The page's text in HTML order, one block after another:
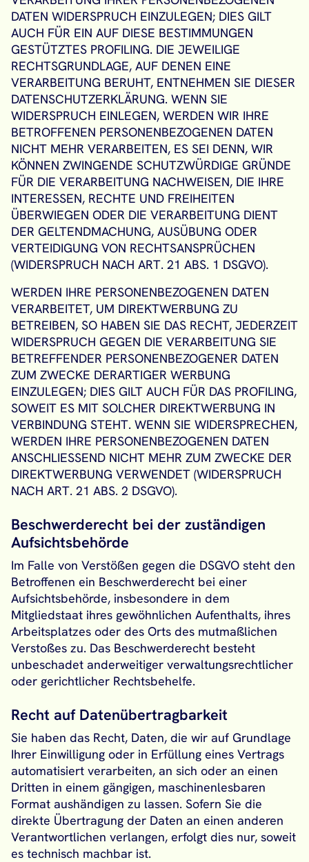
DATEN WIDERSPRUCH EINZULEGEN; DIES GILT
AUCH FÜR EIN AUF DIESE BESTIMMUNGEN
GESTÜTZTES PROFILING. DIE JEWEILIGE
RECHTSGRUNDLAGE, AUF DENEN EINE
VERARBEITUNG BERUHT, ENTNEHMEN SIE DIESER
DATENSCHUTZERKLÄRUNG. WENN SIE
WIDERSPRUCH EINLEGEN, WERDEN WIR IHRE
BETROFFENEN PERSONENBEZOGENEN DATEN
NICHT MEHR VERARBEITEN, ES SEI DENN, WIR
KÖNNEN ZWINGENDE SCHUTZWÜRDIGE GRÜNDE
FÜR DIE VERARBEITUNG NACHWEISEN, DIE IHRE
INTERESSEN, RECHTE UND FREIHEITEN
ÜBERWIEGEN ODER DIE VERARBEITUNG DIENT
DER GELTENDMACHUNG, AUSÜBUNG ODER
VERTEIDIGUNG VON RECHTSANSPRÜCHEN
(WIDERSPRUCH NACH ART. 21 ABS. 1 DSGVO).
WERDEN IHRE PERSONENBEZOGENEN DATEN
VERARBEITET, UM DIREKTWERBUNG ZU
BETREIBEN, SO HABEN SIE DAS RECHT, JEDERZEIT
WIDERSPRUCH GEGEN DIE VERARBEITUNG SIE
BETREFFENDER PERSONENBEZOGENER DATEN
ZUM ZWECKE DERARTIGER WERBUNG
EINZULEGEN; DIES GILT AUCH FÜR DAS PROFILING,
SOWEIT ES MIT SOLCHER DIREKTWERBUNG IN
VERBINDUNG STEHT. WENN SIE WIDERSPRECHEN,
WERDEN IHRE PERSONENBEZOGENEN DATEN
ANSCHLIESSEND NICHT MEHR ZUM ZWECKE DER
DIREKTWERBUNG VERWENDET (WIDERSPRUCH
NACH ART. 21 ABS. 2 DSGVO).
Beschwerderecht bei der zuständigen
Aufsichtsbehörde
Im Falle von Verstößen gegen die DSGVO steht den
Betroffenen ein Beschwerderecht bei einer
Aufsichtsbehörde, insbesondere in dem
Mitgliedstaat ihres gewöhnlichen Aufenthalts, ihres
Arbeitsplatzes oder des Orts des mutmaßlichen
Verstoßes zu. Das Beschwerderecht besteht
unbeschadet anderweitiger verwaltungsrechtlicher
oder gerichtlicher Rechtsbehelfe.
Recht auf Datenübertragbarkeit
Sie haben das Recht, Daten, die wir auf Grundlage
Ihrer Einwilligung oder in Erfüllung eines Vertrags
automatisiert verarbeiten, an sich oder an einen
Dritten in einem gängigen, maschinenlesbaren
Format aushändigen zu lassen. Sofern Sie die
direkte Übertragung der Daten an einen anderen
Verantwortlichen verlangen, erfolgt dies nur, soweit
es technisch machbar ist.